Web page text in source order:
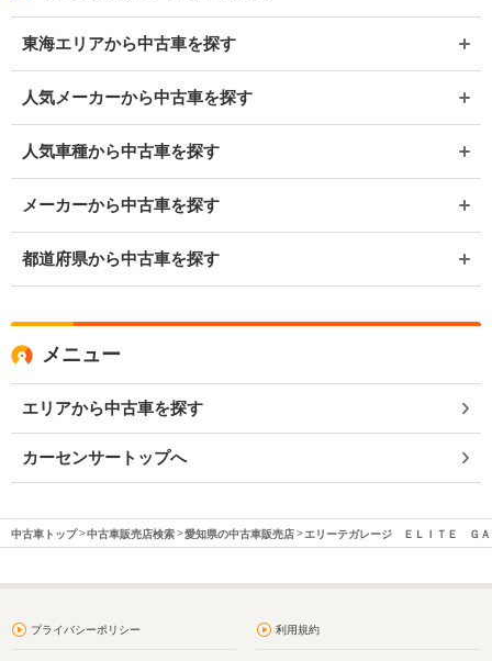
東海エリアから中古車を探す
人気メーカーから中古車を探す
人気車種から中古車を探す
メーカーから中古車を探す
都道府県から中古車を探す
メニュー
エリアから中古車を探す
カーセンサートップへ
中古車トップ 中古車販売店検索 愛知県の中古車販売店 エリーテガレージ ＥＬＩＴＥ ＧＡ
プライバシーポリシー 利用規約